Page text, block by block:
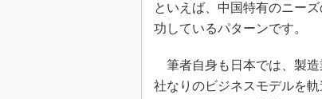
といえば、中国特有のニー
功しているパターンです。
筆者自身も日本では、製造
社なりのビジネスモデルを